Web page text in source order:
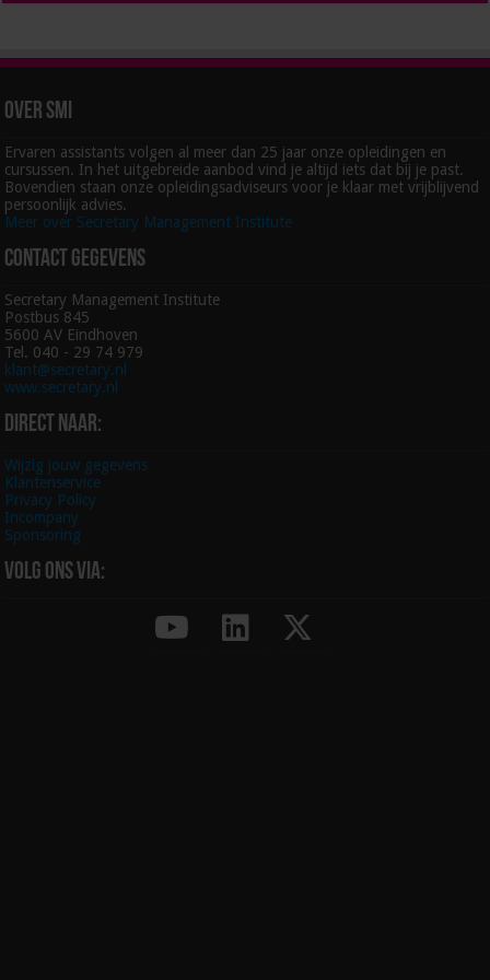
Over SMI
Ervaren assistants volgen al meer dan 25 jaar onze opleidingen en
cursussen. In het uitgebreide aanbod vind je altijd iets dat bij je past.
Bovendien staan onze opleidingsadviseurs voor je klaar met vrijblijvend
persoonlijk advies.
Meer over Secretary Management Institute
Contact gegevens
Secretary Management Institute
Postbus 845
5600 AV Eindhoven
Tel. 040 - 29 74 979
klant@secretary.nl
www.secretary.nl
Direct naar:
Wijzig jouw gegevens
Klantenservice
Privacy Policy
Incompany
Sponsoring
Volg ons via: